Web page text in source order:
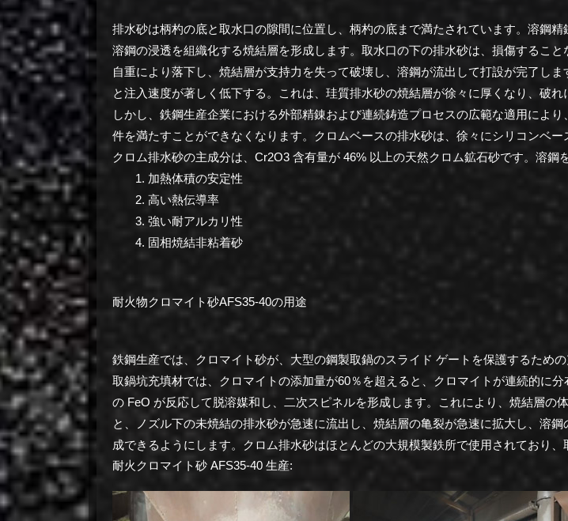
排水砂は柄杓の底と取水口の隙間に位置し、柄杓の底まで満たされています。 溶鋼精
溶鋼の浸透を組織化する焼結層を形成します。 取水口の下の排水砂は、損傷すること
自重により落下し、焼結層が支持力を失って破壊し、溶鋼が流出して打設が完了しま
と注入速度が著しく低下する。
これは、珪質排水砂の焼結層が徐々に厚くなり、破
しかし、鉄鋼生産企業における外部精錬および連続鋳造プロセスの広範な適用によ
件を満たすことができなくなります。 クロムベースの排水砂は、徐々にシリコンベー
クロム排水砂の主成分は、Cr2O3 含有量が 46% 以上の天然クロム鉱石砂です。 溶鋼
加熱体積の安定性
高い熱伝導率
強い耐アルカリ性
固相焼結非粘着砂
耐火物クロマイト砂AFS35-40の用途
鉄鋼生産では、クロマイト砂が、大型の鋼製取鍋のスライド ゲートを保護するための
取鍋坑充填材では、クロマイトの添加量が60％を超えると、クロマイトが連続的に分
の FeO が反応して脱溶媒和し、二次スピネルを形成します。これにより、焼結層の
と、ノズル下の未焼結の排水砂が急速に流出し、焼結層の亀裂が急速に拡大し、溶
成できるようにします。
クロム排水砂はほとんどの大規模製鉄所で使用されており
耐火クロマイト砂 AFS35-40 生産: